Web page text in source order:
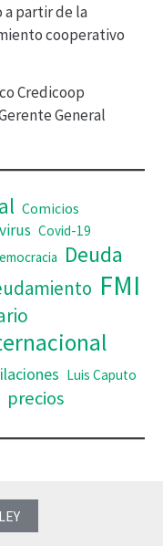
a partir de la
cooperativo
Credicoop
General
Comicios
Covid-19
Deuda
FMI
Luis Caputo
precios